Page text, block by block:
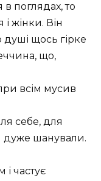
поглядах, то
жінки. Він
щось гірке
що,
всім мусив
себе, для
дуже шанували.
і частує